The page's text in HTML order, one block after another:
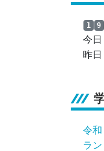
1 9
今日
昨日
令
ラ